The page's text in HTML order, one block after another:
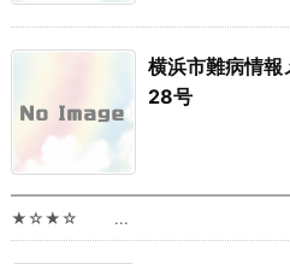
横浜市難病情
28号
★☆★☆ ...